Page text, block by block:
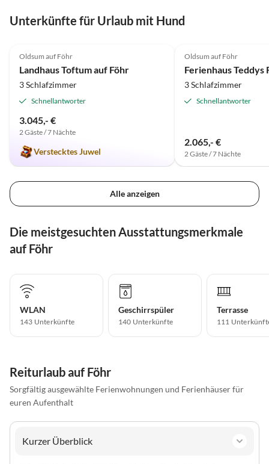
Unterkünfte für Urlaub mit Hund
Oldsum auf Föhr
Landhaus Toftum auf Föhr
3 Schlafzimmer
Schnellantworter
3.045,- €
2 Gäste / 7 Nächte
Verstecktes Juwel
Oldsum auf Föhr
Ferienhaus Teddys
3 Schlafzimmer
Schnellantworter
2.065,- €
2 Gäste / 7 Nächte
Alle anzeigen
Die meistgesuchten Ausstattungsmerkmale
auf Föhr
WLAN
143 Unterkünfte
Geschirrspüler
140 Unterkünfte
Terrasse
111
Reiturlaub auf Föhr
Sorgfältig ausgewählte Ferienwohnungen und Ferienhäuser für
euren Aufenthalt
Kurzer Überblick